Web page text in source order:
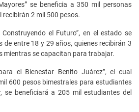
se beneficia a 350 mil personas
2 mil 500 pesos.
Construyendo el Futuro”, en el estado se
de entre 18 y 29 años, quienes recibirán 3
mientras se capacitan para trabajar.
el Bienestar Benito Juárez”, el cual
600 pesos bimestrales para estudiantes
se beneficiará a 205 mil estudiantes del